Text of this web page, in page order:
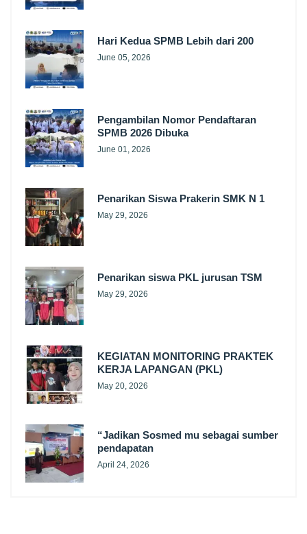
Hari Kedua SPMB Lebih dari 200
June 05, 2026
Pengambilan Nomor Pendaftaran
SPMB 2026 Dibuka
June 01, 2026
Penarikan Siswa Prakerin SMK N 1
May 29, 2026
Penarikan siswa PKL jurusan TSM
May 29, 2026
KEGIATAN MONITORING PRAKTEK
KERJA LAPANGAN (PKL)
May 20, 2026
“Jadikan Sosmed mu sebagai sumber
pendapatan
April 24, 2026